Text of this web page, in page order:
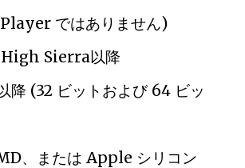
ではありません)
High Sierra以降
(32 ビットおよび 64 ビッ
、または Apple シリコン